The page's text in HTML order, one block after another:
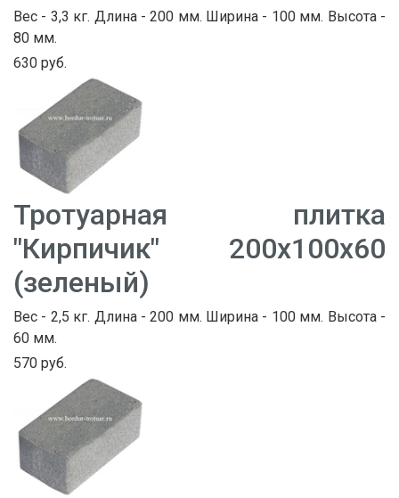
Вес - 3,3 кг. Длина - 200 мм. Ширина - 100 мм. Высота -
80 мм.
630 руб.
Тротуарная плитка
"Кирпичик" 200х100х60
(зеленый)
Вес - 2,5 кг. Длина - 200 мм. Ширина - 100 мм. Высота -
60 мм.
570 руб.